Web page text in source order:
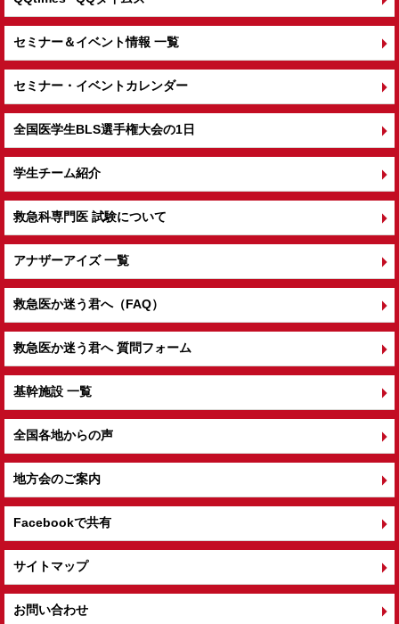
セミナー＆イベント情報 一覧
セミナー・イベントカレンダー
全国医学生BLS選手権大会の1日
学生チーム紹介
救急科専門医 試験について
アナザーアイズ 一覧
救急医か迷う君へ（FAQ）
救急医か迷う君へ 質問フォーム
基幹施設 一覧
全国各地からの声
地方会のご案内
Facebookで共有
サイトマップ
お問い合わせ